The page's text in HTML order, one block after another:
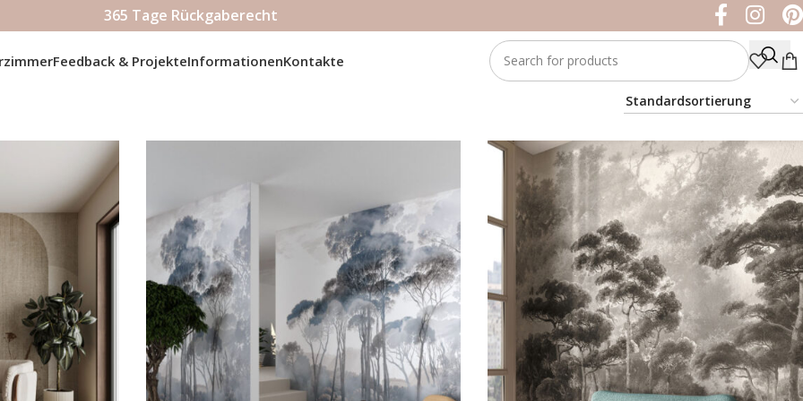
365 Tage Rückgaberecht
Feedback & ProjekteInformationenKontakte